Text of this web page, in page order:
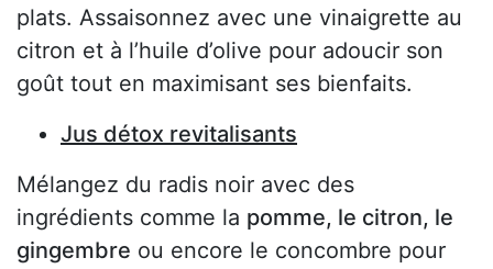
plats. Assaisonnez avec une vinaigrette au
citron et à l’huile d’olive pour adoucir son
goût tout en maximisant ses bienfaits.
Jus détox revitalisants
Mélangez du radis noir avec des
ingrédients comme la pomme, le citron, le
gingembre ou encore le concombre pour